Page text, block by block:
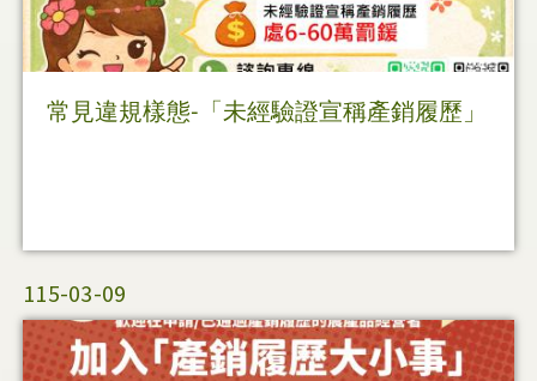
常見違規樣態-「未經驗證宣稱產銷履歷」
115-03-09